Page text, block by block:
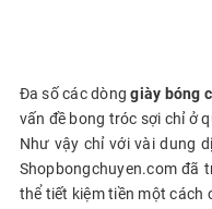
Đa số các dònggiày bóng
vấn đề bong tróc sợi chỉ ở
Như vậy chỉ với vài dung
Shopbongchuyen.com đã
thể tiết kiệm tiền một cách